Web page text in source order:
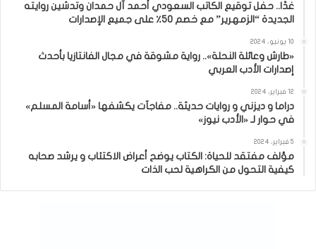
غدًا.. حفل توقيع الكاتب السعودي أحمد آل حمدان وتدشين روايته
الجديدة “الزمهرير” مع خصم 50٪ على جميع الإصدارات
10 يونيو، 2024
«طارش وعائلة النحلة».. رواية مشوقة في مجال الفانتازيا بأحدث
إصدارات الأدب العربي
12 فبراير، 2024
دراما و ديزني و روايات حديثة.. مفاجآت يكشفها «أسامة المسلم»
في حوار لـ «الأدب نيوز»
5 فبراير، 2024
مؤلف مفتقد للحياة: الكتاب يوضح أعراض الاكتئاب و يرشد صحابه
كيفية التحول من الكراهية لحب الذات